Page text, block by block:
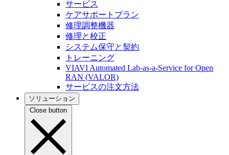
サービス
ケアサポートプラン
修理調整機器
修理と校正
システム保守と契約
トレーニング
VIAVI Automated Lab-as-a-Service for Open
RAN (VALOR)
サービスの注文方法
ソリューション
Close button